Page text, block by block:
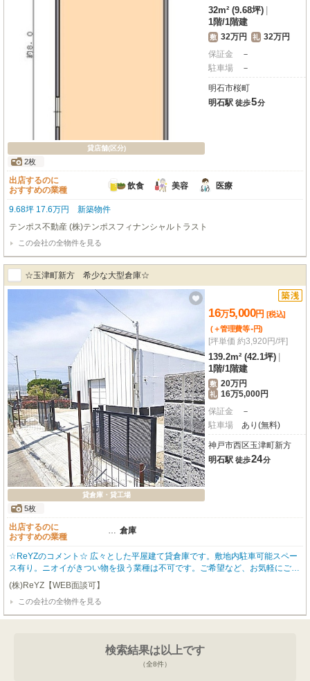
貸店舗(区分)
2枚
32m² (9.68坪)
1階/1階建
敷 32万円 礼 32万円
保証金
－
駐車場
－
明石市桜町
明石駅 徒歩5分
出店するのに
おすすめの業種
飲食 美容 医療
9.68坪 17.6万円 新築物件
テンポス不動産 (株)テンポスフィナンシャルトラスト
この会社の全物件を見る
☆玉津町新方 希少な大型倉庫☆
貸倉庫・貸工場
5枚
16万5,000円 [税込]
(＋管理費等-円)
[坪単価 約3,920円/坪]
139.2m² (42.1坪)
1階/1階建
敷 20万円
礼 16万5,000円
保証金
－
駐車場
あり(無料)
神戸市西区玉津町新方
明石駅 徒歩24分
出店するのに
おすすめの業種
… 倉庫
☆ReYZのコメント☆ 広々とした平屋建て貸倉庫です。敷地内駐車可能スペー
ス有り。ニオイがきつい物を扱う業種は不可です。ご希望など、お気軽にご相
談ください。オーナー様のご希望によりこちらに掲載していない物件のご紹介
も可能です。
(株)ReYZ【WEB面談可】
この会社の全物件を見る
検索結果は以上です
（全8件）